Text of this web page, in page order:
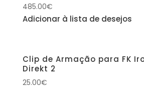
485.00€
Adicionar à lista de desejos
Clip de Armação para FK
Direkt 2
25.00€